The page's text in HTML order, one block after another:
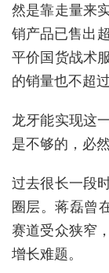
然是靠走量来
销产品已售出
平价国货战术
的销量也不超过
龙牙能实现这
是不够的，必
过去很长一段
圈层。蒋磊曾
赛道受众狭窄
增长难题。